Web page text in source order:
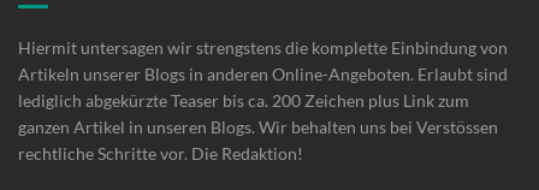
Hiermit untersagen wir strengstens die komplette Einbindung von
Artikeln unserer Blogs in anderen Online-Angeboten. Erlaubt sind
lediglich abgekürzte Teaser bis ca. 200 Zeichen plus Link zum
ganzen Artikel in unseren Blogs. Wir behalten uns bei Verstössen
rechtliche Schritte vor. Die Redaktion!